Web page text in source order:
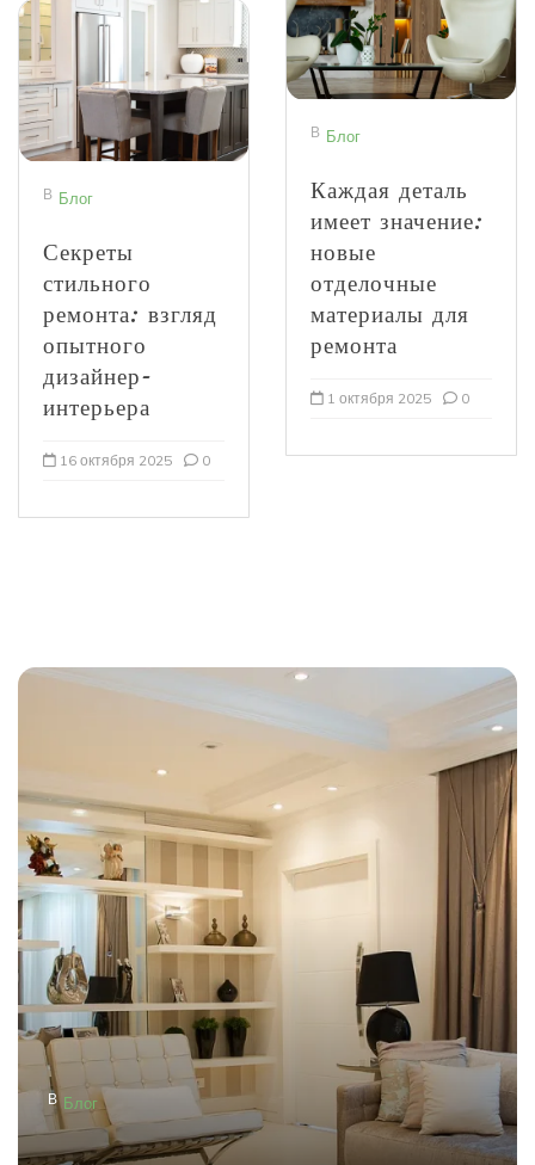
В Блог
Секреты
стильного
ремонта: взгляд
опытного
дизайнер-
интерьера
16 октября 2025 0
В Блог
Каждая деталь
имеет значение:
новые
отделочные
материалы для
ремонта
1 октября 2025 0
В Блог